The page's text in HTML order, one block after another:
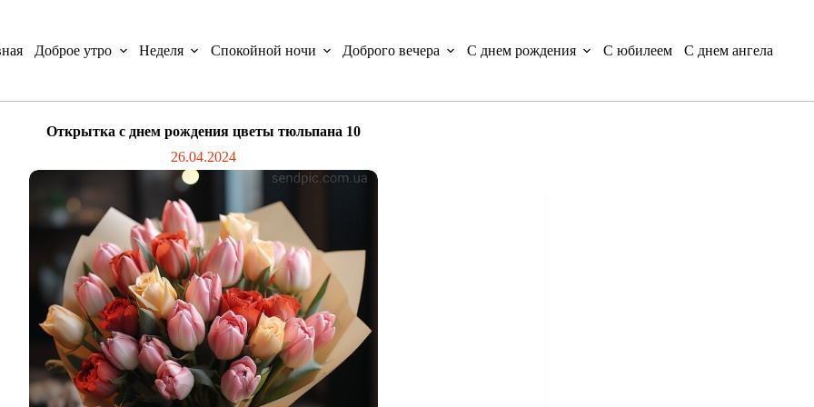
Доброе утро Неделя Спокойной ночи Доброго вечера С днем рождения С юбилеем С днем ангела
Открытка с днем рождения цветы тюльпана 10
26.04.2024